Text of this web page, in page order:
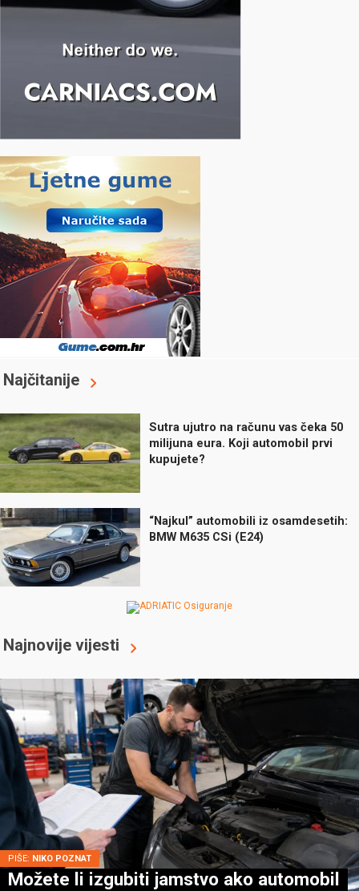
Najčitanije
Sutra ujutro na računu vas čeka 50
milijuna eura. Koji automobil prvi
kupujete?
“Najkul” automobili iz osamdesetih:
BMW M635 CSi (E24)
Najnovije vijesti
PIŠE: NIKO POZNAT
Možete li izgubiti jamstvo ako automobil